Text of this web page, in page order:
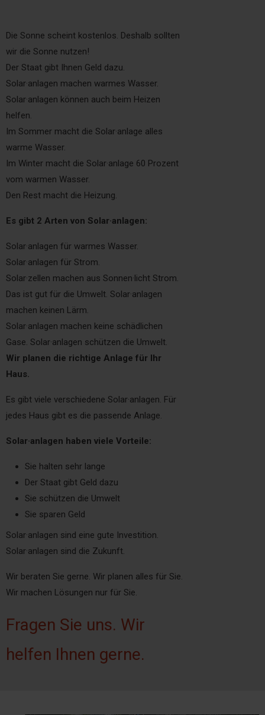
Die Sonne scheint kostenlos. Deshalb sollten
wir die Sonne nutzen!
Der Staat gibt Ihnen Geld dazu.
Solar·anlagen machen warmes Wasser.
Solar·anlagen können auch beim Heizen
helfen.
Im Sommer macht die Solar·anlage alles
warme Wasser.
Im Winter macht die Solar·anlage 60 Prozent
vom warmen Wasser.
Den Rest macht die Heizung.
Es gibt 2 Arten von Solar·anlagen:
Solar·anlagen für warmes Wasser.
Solar·anlagen für Strom.
Solar·zellen machen aus Sonnen·licht Strom.
Das ist gut für die Umwelt. Solar·anlagen
machen keinen Lärm.
Solar·anlagen machen keine schädlichen
Gase. Solar·anlagen schützen die Umwelt.
Wir planen die richtige Anlage für Ihr
Haus.
Es gibt viele verschiedene Solar·anlagen. Für
jedes Haus gibt es die passende Anlage.
Solar·anlagen haben viele Vorteile:
Sie halten sehr lange
Der Staat gibt Geld dazu
Sie schützen die Umwelt
Sie sparen Geld
Solar·anlagen sind eine gute Investition.
Solar·anlagen sind die Zukunft.
Wir beraten Sie gerne. Wir planen alles für Sie.
Wir machen Lösungen nur für Sie.
Fragen Sie uns. Wir
helfen Ihnen gerne.